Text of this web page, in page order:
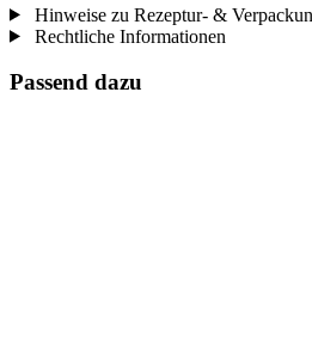
Hinweise zu Rezeptur- &
Rechtliche Informationen
Passend dazu